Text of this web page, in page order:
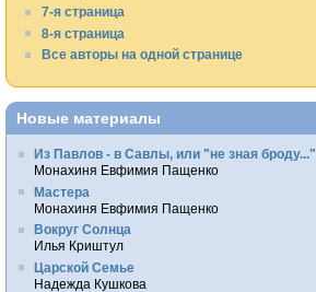
7-я страница
8-я страница
Все авторы на одной странице
Новые материалы
Из Павлов - в Савлы, или "не зная броду..."
Монахиня Евфимия Пащенко
Мастера
Монахиня Евфимия Пащенко
Вокруг Солнца
Илья Криштул
Царской Семье
Надежда Кушкова